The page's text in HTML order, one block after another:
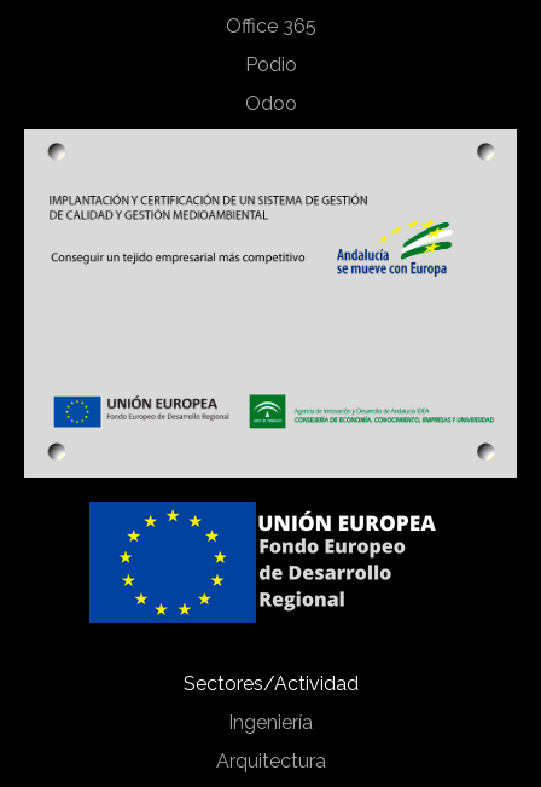
Office 365
Podio
Odoo
Sectores/Actividad
Ingeniería
Arquitectura